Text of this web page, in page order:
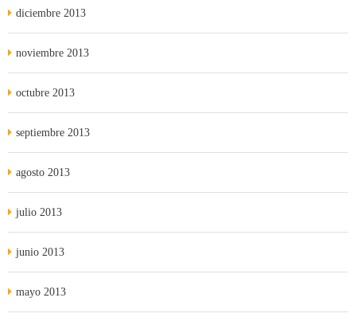
diciembre 2013
noviembre 2013
octubre 2013
septiembre 2013
agosto 2013
julio 2013
junio 2013
mayo 2013